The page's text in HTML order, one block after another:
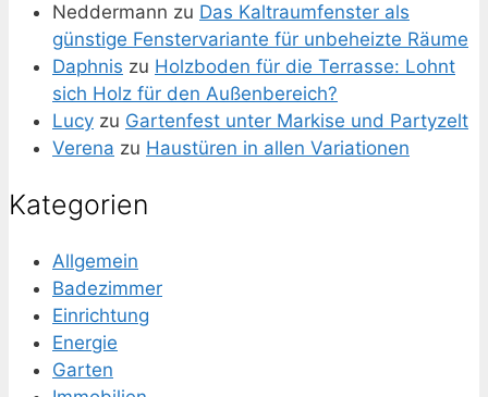
Neddermann zu Das Kaltraumfenster als
günstige Fenstervariante für unbeheizte Räume
Daphnis zu Holzboden für die Terrasse: Lohnt
sich Holz für den Außenbereich?
Lucy zu Gartenfest unter Markise und Partyzelt
Verena zu Haustüren in allen Variationen
Kategorien
Allgemein
Badezimmer
Einrichtung
Energie
Garten